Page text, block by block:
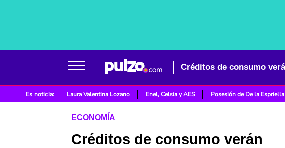
Es noticia: Laura Valentina Lozano Enel, Celsia y AES Posesión de De la Espriella
ECONOMÍA
Créditos de consumo verán